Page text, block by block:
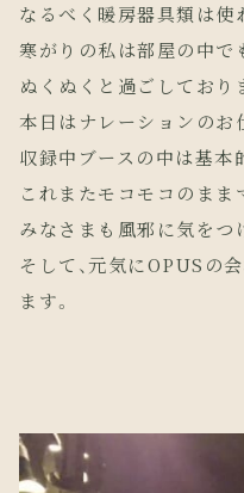
なるべく暖房器具類は使
寒がりの私は部屋の中で
ぬくぬくと過ごしており
本日はナレーションのお
収録中ブースの中は基本
これまたモコモコのま
みなさまも風邪に気をつ
そして、元気にOPUSの
ます。